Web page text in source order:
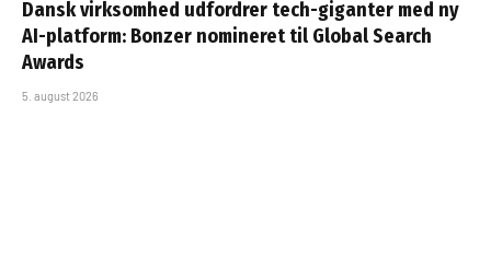
Dansk virksomhed udfordrer tech-giganter med ny
AI-platform: Bonzer nomineret til Global Search
Awards
5. august 2026